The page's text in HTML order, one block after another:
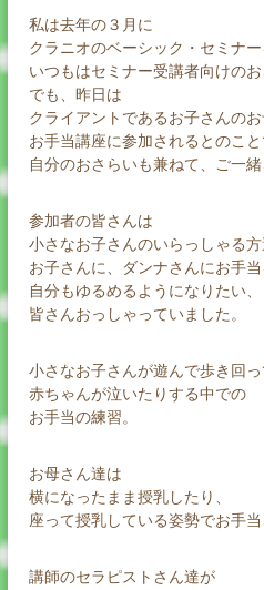
私は去年の３月に
クラニオのベーシック・セミナー
いつもはセミナー受講者向けの
でも、昨日は
クライアントであるお子さんの
お手当講座に参加されるとのこと
自分のおさらいも兼ねて、ご一
参加者の皆さんは
小さなお子さんのいらっしゃる方
お子さんに、ダンナさんにお手当
自分もゆるめるようになりたい、
皆さんおっしゃっていました。
小さなお子さんが遊んで歩き回っ
赤ちゃんが泣いたりする中での
お手当の練習。
お母さん達は
横になったまま授乳したり、
座って授乳している姿勢でお手当
講師のセラピストさん達が